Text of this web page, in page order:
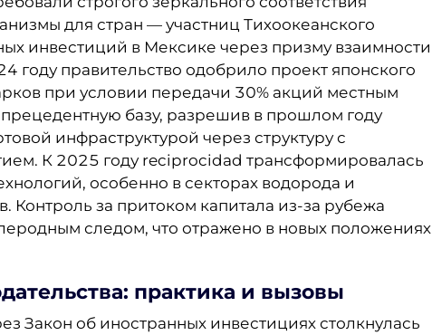
для стран — участниц Тихоокеанского
инвестиций в Мексике через призму взаимности
году правительство одобрило проект японского
при условии передачи 30% акций местным
базу, разрешив в прошлом году
инфраструктурой через структуру с
К 2025 году reciprocidad трансформировалась
особенно в секторах водорода и
Контроль за притоком капитала из-за рубежа
следом, что отражено в новых положениях
практика и вызовы
Закон об иностранных инвестициях столкнулась